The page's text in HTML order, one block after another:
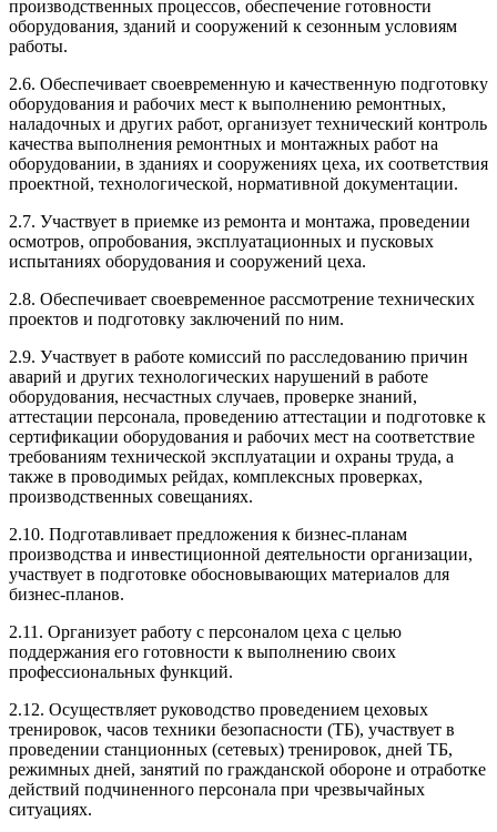
производственных процессов, обеспечение готовности
оборудования, зданий и сооружений к сезонным условиям
работы.
2.6. Обеспечивает своевременную и качественную подготовку
оборудования и рабочих мест к выполнению ремонтных,
наладочных и других работ, организует технический контроль
качества выполнения ремонтных и монтажных работ на
оборудовании, в зданиях и сооружениях цеха, их соответствия
проектной, технологической, нормативной документации.
2.7. Участвует в приемке из ремонта и монтажа, проведении
осмотров, опробования, эксплуатационных и пусковых
испытаниях оборудования и сооружений цеха.
2.8. Обеспечивает своевременное рассмотрение технических
проектов и подготовку заключений по ним.
2.9. Участвует в работе комиссий по расследованию причин
аварий и других технологических нарушений в работе
оборудования, несчастных случаев, проверке знаний,
аттестации персонала, проведению аттестации и подготовке к
сертификации оборудования и рабочих мест на соответствие
требованиям технической эксплуатации и охраны труда, а
также в проводимых рейдах, комплексных проверках,
производственных совещаниях.
2.10. Подготавливает предложения к бизнес-планам
производства и инвестиционной деятельности организации,
участвует в подготовке обосновывающих материалов для
бизнес-планов.
2.11. Организует работу с персоналом цеха с целью
поддержания его готовности к выполнению своих
профессиональных функций.
2.12. Осуществляет руководство проведением цеховых
тренировок, часов техники безопасности (ТБ), участвует в
проведении станционных (сетевых) тренировок, дней ТБ,
режимных дней, занятий по гражданской обороне и отработке
действий подчиненного персонала при чрезвычайных
ситуациях.